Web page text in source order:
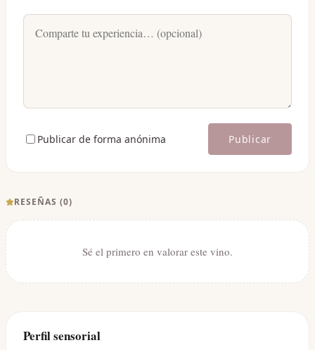
Publicar de forma anónima Publicar
RESEÑAS (0)
Sé el primero en valorar este vino.
Perfil sensorial